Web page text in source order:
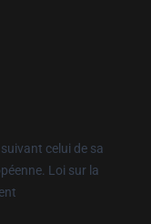
celui de sa
Loi sur la